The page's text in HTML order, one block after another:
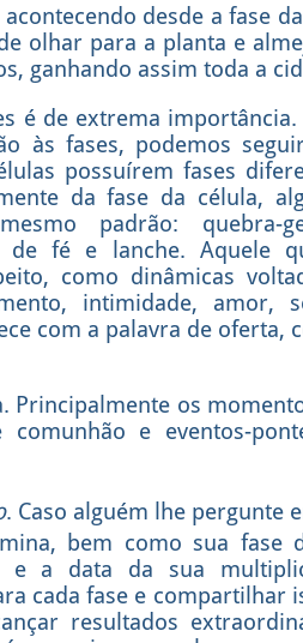
desde a fase
olhar para a planta e
ganhando assim toda a
é de extrema
às fases, podemos
possuírem fases
da fase da célula,
padrão: quebra-
de fé e lanche. Aquele
como dinâmicas
intimidade, amor,
com a palavra de oferta,
Principalmente os
e eventos-
. Caso alguém lhe pergunte
bem como sua fase
e a data da sua
cada fase e compartilhar
resultados